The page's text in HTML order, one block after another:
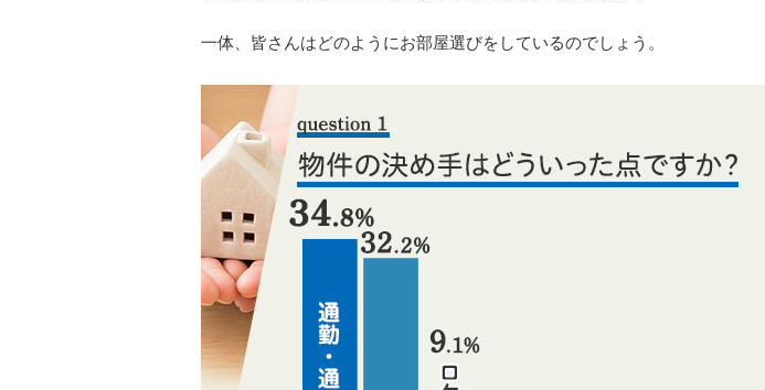
一体、皆さんはどのようにお部屋選びをしているのでしょう。